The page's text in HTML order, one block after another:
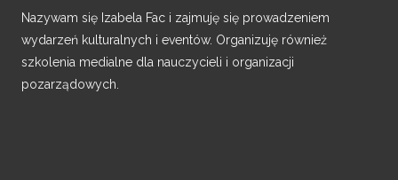
Nazywam się Izabela Fac i zajmuję się prowadzeniem
wydarzeń kulturalnych i eventów. Organizuję również
szkolenia medialne dla nauczycieli i organizacji
pozarządowych.